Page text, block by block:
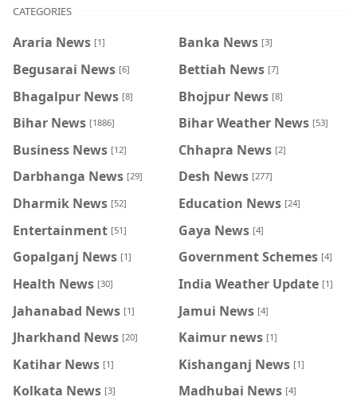
CATEGORIES
Araria News [1] Banka News [3]
Begusarai News [6] Bettiah News [7]
Bhagalpur News [8] Bhojpur News [8]
Bihar News [1886] Bihar Weather News [53]
Business News [12] Chhapra News [2]
Darbhanga News [29] Desh News [277]
Dharmik News [52] Education News [24]
Entertainment [51] Gaya News [4]
Gopalganj News [1] Government Schemes [4]
Health News [30] India Weather Update [1]
Jahanabad News [1] Jamui News [4]
Jharkhand News [20] Kaimur news [1]
Katihar News [1] Kishanganj News [1]
Kolkata News [3] Madhubai News [4]